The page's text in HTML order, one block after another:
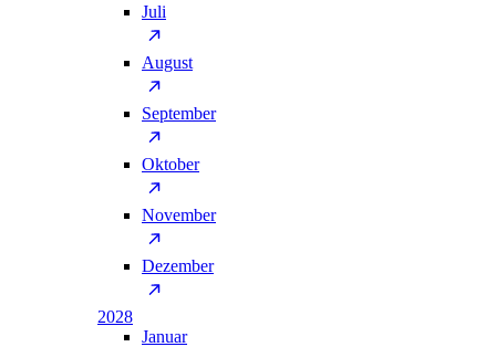
Juli
August
September
Oktober
November
Dezember
2028
Januar